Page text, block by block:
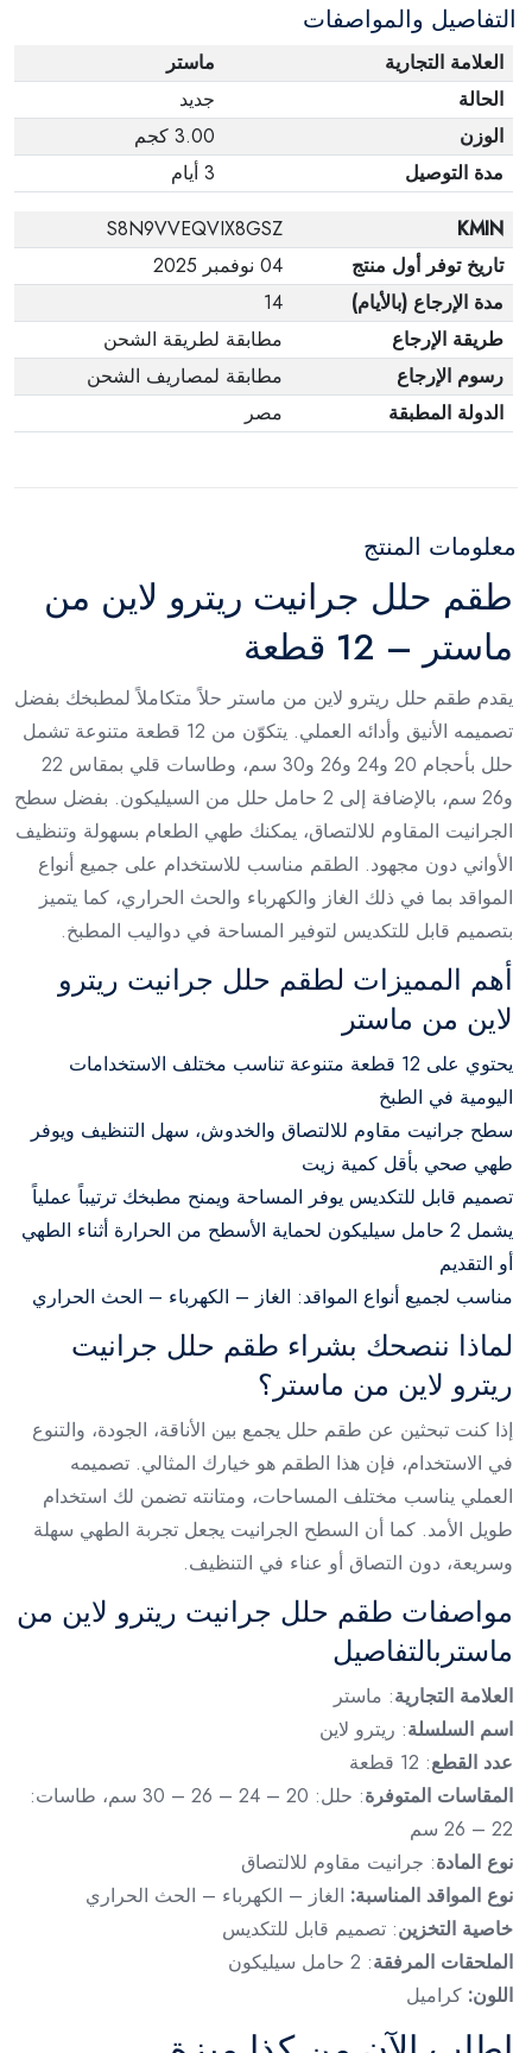
وفي عبواتها الأصلية.
التفاصيل والمواصفات
العلامة التجارية
ماستر
الحالة
جديد
الوزن
3.00 كجم
مدة التوصيل
3 أيام
KMIN
S8N9VVEQVIX8GSZ
تاريخ توفر أول منتج
04 نوفمبر 2025
مدة الإرجاع (بالأيام)
14
طريقة الإرجاع
مطابقة لطريقة الشحن
رسوم الإرجاع
مطابقة لمصاريف الشحن
الدولة المطبقة
مصر
معلومات المنتج
طقم حلل جرانيت ريترو لاين من
ماستر – 12 قطعة
يقدم طقم حلل ريترو لاين من ماستر حلاً متكاملاً لمطبخك بفضل
تصميمه الأنيق وأدائه العملي. يتكوّن من 12 قطعة متنوعة تشمل
حلل بأحجام 20 و24 و26 و30 سم، وطاسات قلي بمقاس 22
و26 سم، بالإضافة إلى 2 حامل حلل من السيليكون. بفضل سطح
الجرانيت المقاوم للالتصاق، يمكنك طهي الطعام بسهولة وتنظيف
الأواني دون مجهود. الطقم مناسب للاستخدام على جميع أنواع
المواقد بما في ذلك الغاز والكهرباء والحث الحراري، كما يتميز
بتصميم قابل للتكديس لتوفير المساحة في دواليب المطبخ.
أهم المميزات لطقم حلل جرانيت ريترو
لاين من ماستر
يحتوي على 12 قطعة متنوعة تناسب مختلف الاستخدامات
اليومية في الطبخ
سطح جرانيت مقاوم للالتصاق والخدوش، سهل التنظيف ويوفر
طهي صحي بأقل كمية زيت
تصميم قابل للتكديس يوفر المساحة ويمنح مطبخك ترتيباً عملياً
يشمل 2 حامل سيليكون لحماية الأسطح من الحرارة أثناء الطهي
أو التقديم
مناسب لجميع أنواع المواقد: الغاز – الكهرباء – الحث الحراري
لماذا ننصحك بشراء طقم حلل جرانيت
ريترو لاين من ماستر؟
إذا كنت تبحثين عن طقم حلل يجمع بين الأناقة، الجودة، والتنوع
في الاستخدام، فإن هذا الطقم هو خيارك المثالي. تصميمه
العملي يناسب مختلف المساحات، ومتانته تضمن لك استخدام
طويل الأمد. كما أن السطح الجرانيت يجعل تجربة الطهي سهلة
وسريعة، دون التصاق أو عناء في التنظيف.
مواصفات طقم حلل جرانيت ريترو لاين من
ماستربالتفاصيل
العلامة التجارية: ماستر
اسم السلسلة: ريترو لاين
عدد القطع: 12 قطعة
المقاسات المتوفرة
: حلل: 20 – 24 – 26 – 30 سم، طاسات:
22 – 26 سم
نوع المادة: جرانيت مقاوم للالتصاق
نوع المواقد المناسبة: الغاز – الكهرباء – الحث الحراري
خاصية التخزين: تصميم قابل للتكديس
الملحقات المرفقة: 2 حامل سيليكون
اللون: كراميل